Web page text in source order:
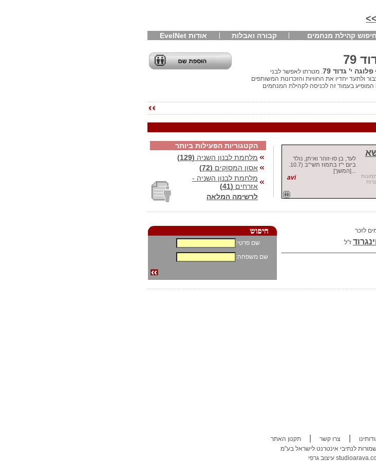
חיפוש קהילת מנחמים קבורה ואבלות אודות EvelNet
79
פלוגה י' גדוד 79
. מטרתו לאפשר לבני
ולתעד יחדיו את החוויות והזכרונות המשותפים
בעמוד זה לכניסה לקהילת המנחמים
הקטגוריות הפעילות ביותר
מלחמת לבנון השניה (129)
אסון המסוקים (72)
מלחמת לבנון השניה -
אזרחים (41)
לרשימה המלאה
לעד, בן סו-זוהר ואיתן, נולד
...[המשך]
avi
שם פרטי:
שם משפחה:
לזכר
ז"ל
צרו קשר
תקנון האתר